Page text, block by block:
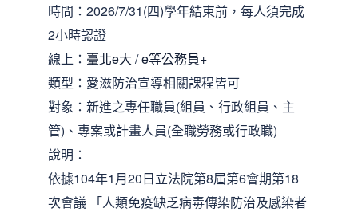
時間：2026/7/31(四)學年結束前，每人須完成
2小時認證
線上： 臺北e大 /e等公務員+
類型：愛滋防治宣導相關課程皆可
對象：新進之專任職員(組員、行政組員、主
管)、專案或計畫人員(全職勞務或行政職)
說明：
依據104年1月20日立法院第8屆第6會期第18
次會議 「人類免疫缺乏病毒傳染防治及感染者